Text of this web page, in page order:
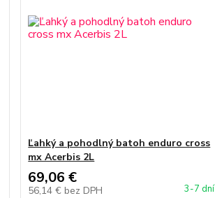
Ľahký a pohodlný batoh enduro cross
mx Acerbis 2L
69,06 €
56,14 € bez DPH 3-7 dní